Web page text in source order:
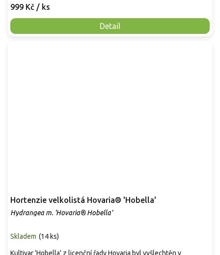
999 Kč / ks
Detail
Hortenzie velkolistá Hovaria® 'Hobella'
Hydrangea m. 'Hovaria® Hobella'
Skladem (14 ks)
Kultivar 'Hobella' z licenční řady Hovaria byl vyšlechtěn v